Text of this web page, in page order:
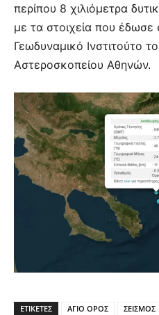
περίπου 8 χιλιόμετρα
με τα στοιχεία που έδωσε
Γεωδυναμικό Ινστιτούτο
Αστεροσκοπείου Αθηνών.
ΕΤΙΚΕΤΕΣ ΑΓΙΟ ΟΡΟΣ ΣΕΙΣΜΟΣ